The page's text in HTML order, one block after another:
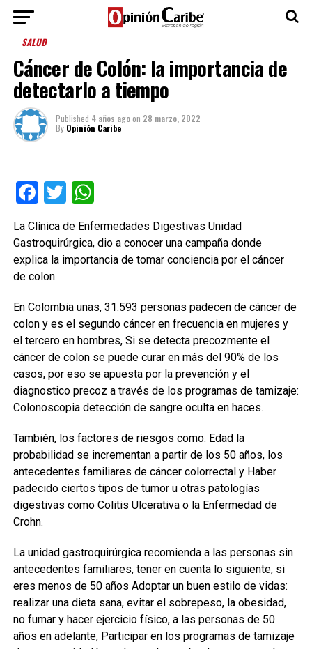
SALUD
Cáncer de Colón: la importancia de
detectarlo a tiempo
Published 4 años agoon 28 marzo, 2022
By Opinión Caribe
Facebook
TwitterWhatsApp
La Clínica de Enfermedades Digestivas Unidad
Gastroquirúrgica, dio a conocer una campaña donde
explica la importancia de tomar conciencia por el cáncer
de colon.
En Colombia unas, 31.593 personas padecen de cáncer de
colon y es el segundo cáncer en frecuencia en mujeres y
el tercero en hombres, Si se detecta precozmente el
cáncer de colon se puede curar en más del 90% de los
casos, por eso se apuesta por la prevención y el
diagnostico precoz a través de los programas de tamizaje:
Colonoscopia detección de sangre oculta en haces.
También, los factores de riesgos como: Edad la
probabilidad se incrementan a partir de los 50 años, los
antecedentes familiares de cáncer colorrectal y Haber
padecido ciertos tipos de tumor u otras patologías
digestivas como Colitis Ulcerativa o la Enfermedad de
Crohn.
La unidad gastroquirúrgica recomienda a las personas sin
antecedentes familiares, tener en cuenta lo siguiente, si
eres menos de 50 años Adoptar un buen estilo de vidas:
realizar una dieta sana, evitar el sobrepeso, la obesidad,
no fumar y hacer ejercicio físico, a las personas de 50
años en adelante, Participar en los programas de tamizaje